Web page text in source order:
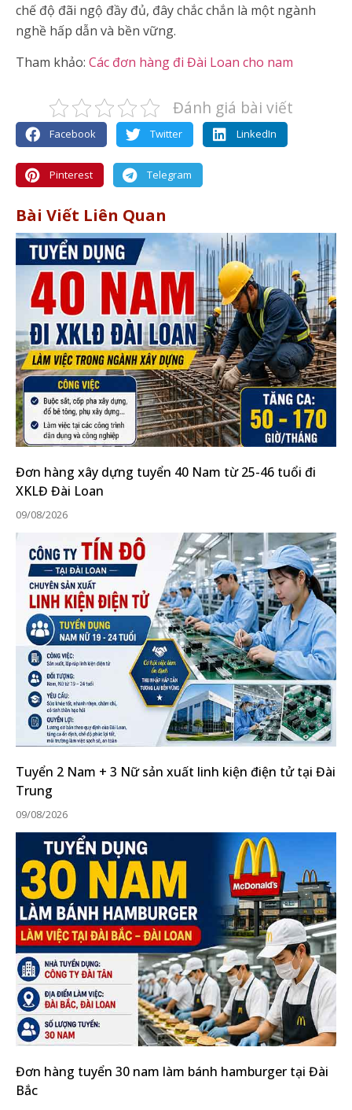
chế độ đãi ngộ đầy đủ, đây chắc chắn là một ngành
nghề hấp dẫn và bền vững.
Tham khảo: Các đơn hàng đi Đài Loan cho nam
Đánh giá bài viết
Facebook Twitter LinkedIn
Pinterest Telegram
Bài Viết Liên Quan
Đơn hàng xây dựng tuyển 40 Nam từ 25-46 tuổi đi
XKLĐ Đài Loan
09/08/2026
Tuyển 2 Nam + 3 Nữ sản xuất linh kiện điện tử tại Đài
Trung
09/08/2026
Đơn hàng tuyển 30 nam làm bánh hamburger tại Đài
Bắc